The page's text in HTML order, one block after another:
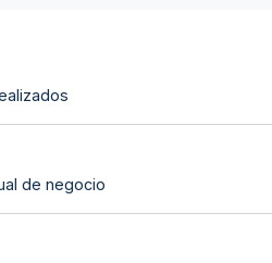
de negocio